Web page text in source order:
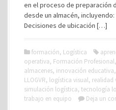
en el proceso de preparación
desde un almacén,
Decisiones de ubicación […]
formación, Logística
operativa, Formación Profesional,
almacenes, innovación educativa,
LLOGVR, logística visual, realidad
simulación logística, tecnología
trabajo en equipo
Deja un